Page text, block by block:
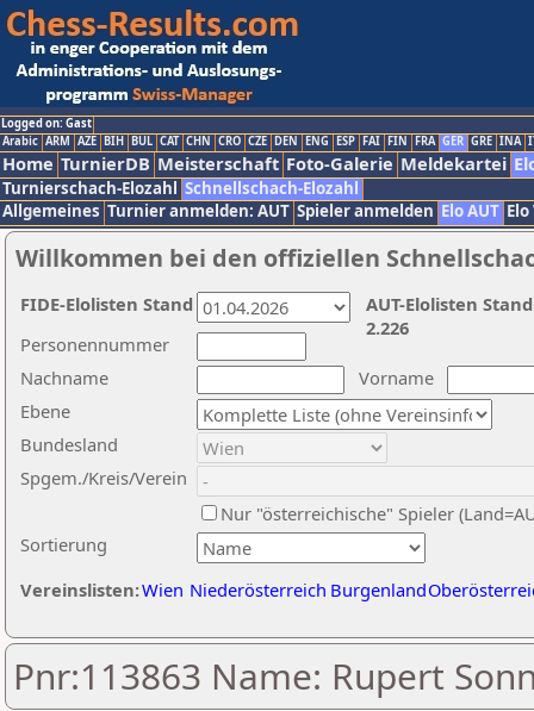
Logged on: Gast
Arabic ARM AZE BIH BUL CAT CHN CRO CZE DEN ENG ESP FAI FIN FRA GER GRE INA
Home TurnierDB Meisterschaft Foto-Galerie Meldekartei
Turnierschach-Elozahl Schnellschach-Elozahl
Allgemeines Turnier anmelden: AUT Spieler anmelden Elo AUT
Willkommen bei den offiziellen
Nachname
Vorname
Ebene
Sortierung
Personennummer
Bundesland
Spgem./Kreis/Verein
Nur "österreichische" Spieler
Vereinslisten:Wien Niederösterreich Burgenland
AUT-Elolisten
2.226
FIDE-Elolisten Stand
Pnr:113863 Name: Rupert